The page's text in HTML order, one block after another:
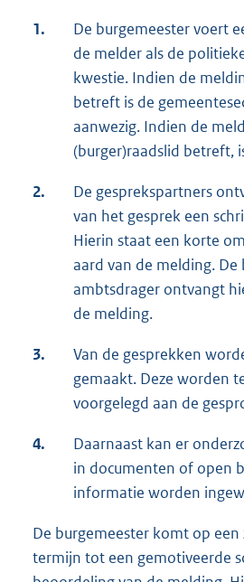
1.
De burgemeester voert
de melder als de
kwestie. Indien de
betreft is de
aanwezig. Indien de
(burger)raadslid betreft,
2.
De gesprekspartners
van het gesprek een
Hierin staat een korte
aard van de melding.
ambtsdrager ontvangt
de melding.
3.
Van de gesprekken
gemaakt. Deze worden
voorgelegd aan de
4.
Daarnaast kan er
in documenten of open
informatie worden
De burgemeester komt op
termijn tot een gemotiveerde